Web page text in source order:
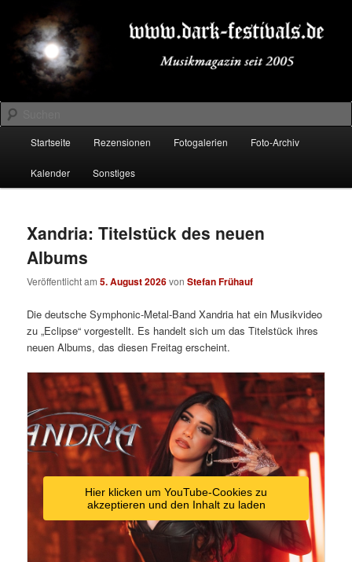
primären
Inhalt
springen
sekundären
Inhalt
springenDARK-FESTIVALS.DE
Suchen
Startseite Rezensionen Fotogalerien Foto-Archiv
Kalender Sonstiges
Xandria: Titelstück des neuen
Albums
Veröffentlicht am5. August 2026vonStefan Frühauf
Die deutsche Symphonic-Metal-Band Xandria hat ein Musikvideo
zu „Eclipse“ vorgestellt. Es handelt sich um das Titelstück ihres
neuen Albums, das diesen Freitag erscheint.
Hier klicken um YouTube-Cookies zu
akzeptieren und den Inhalt zu laden